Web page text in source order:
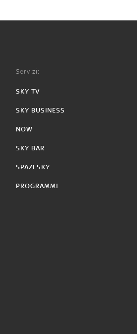
Servizi:
SKY TV
SKY BUSINESS
NOW
SKY BAR
SPAZI SKY
PROGRAMMI